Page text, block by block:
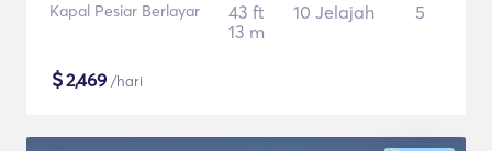
Kapal Pesiar Berlayar
43 ft
13 m
10 Jelajah 5
$2,469 /hari